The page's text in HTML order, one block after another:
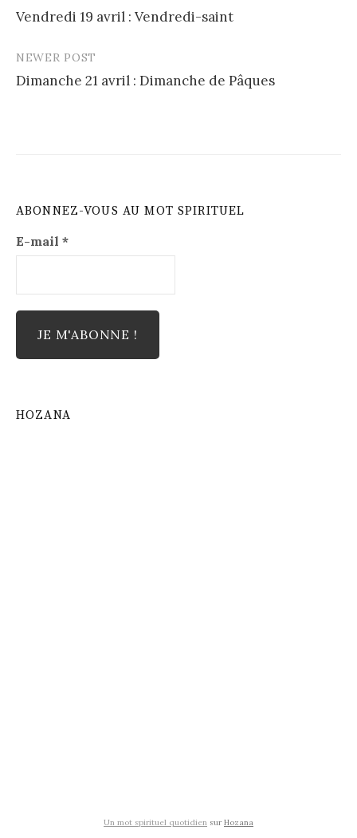
navigation
Vendredi 19 avril : Vendredi-saint
NEWER POST
Dimanche 21 avril : Dimanche de Pâques
ABONNEZ-VOUS AU MOT SPIRITUEL
E-mail *
HOZANA
Un mot spirituel quotidien surHozana